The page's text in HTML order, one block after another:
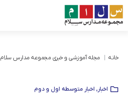
خانه مجله آموزشی و خبری مجموعه مدارس سلام
اخبار, اخبار متوسطه اول و دوم